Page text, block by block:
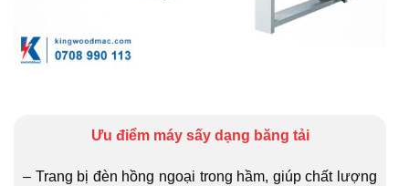
Ưu điểm máy sấy dạng băng tải
– Trang bị đèn hồng ngoại trong hầm, giúp chất lượng